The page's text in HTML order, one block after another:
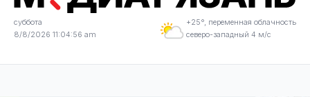
суббота
8/8/2026 11:04:56 am
+25°, переменная облачность
северо-западный 4 м/с